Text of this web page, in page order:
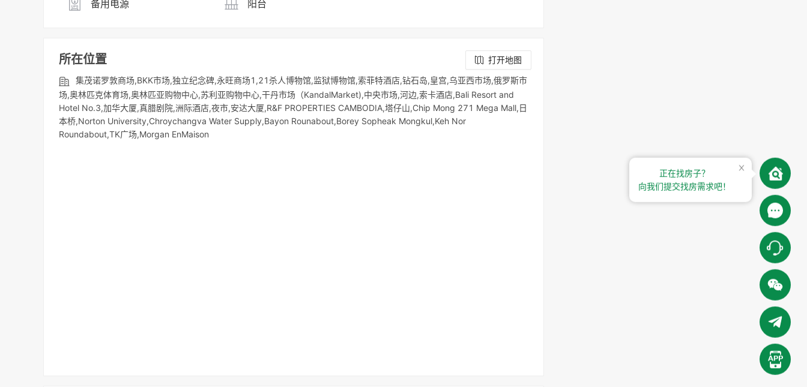
备用电源 阳台
所在位置
打开地图
集茂诺罗敦商场,BKK市场,独立纪念碑,永旺商场1,21杀人博物馆,监狱博物馆,索菲特酒店,钻石岛,皇宫,乌亚西市场,俄罗斯市
场,奥林匹克体育场,奥林匹亚购物中心,苏利亚购物中心,干丹市场（KandalMarket),中央市场,河边,索卡酒店,Bali Resort and
Hotel No.3,加华大厦,真腊剧院,洲际酒店,夜市,安达大厦,R&F PROPERTIES CAMBODIA,塔仔山,Chip Mong 271 Mega Mall,日
本桥,Norton University,Chroychangva Water Supply,Bayon Rounabout,Borey Sopheak Mongkul,Keh Nor
Roundabout,TK广场,Morgan EnMaison
正在找房子？
向我们提交找房需求吧！